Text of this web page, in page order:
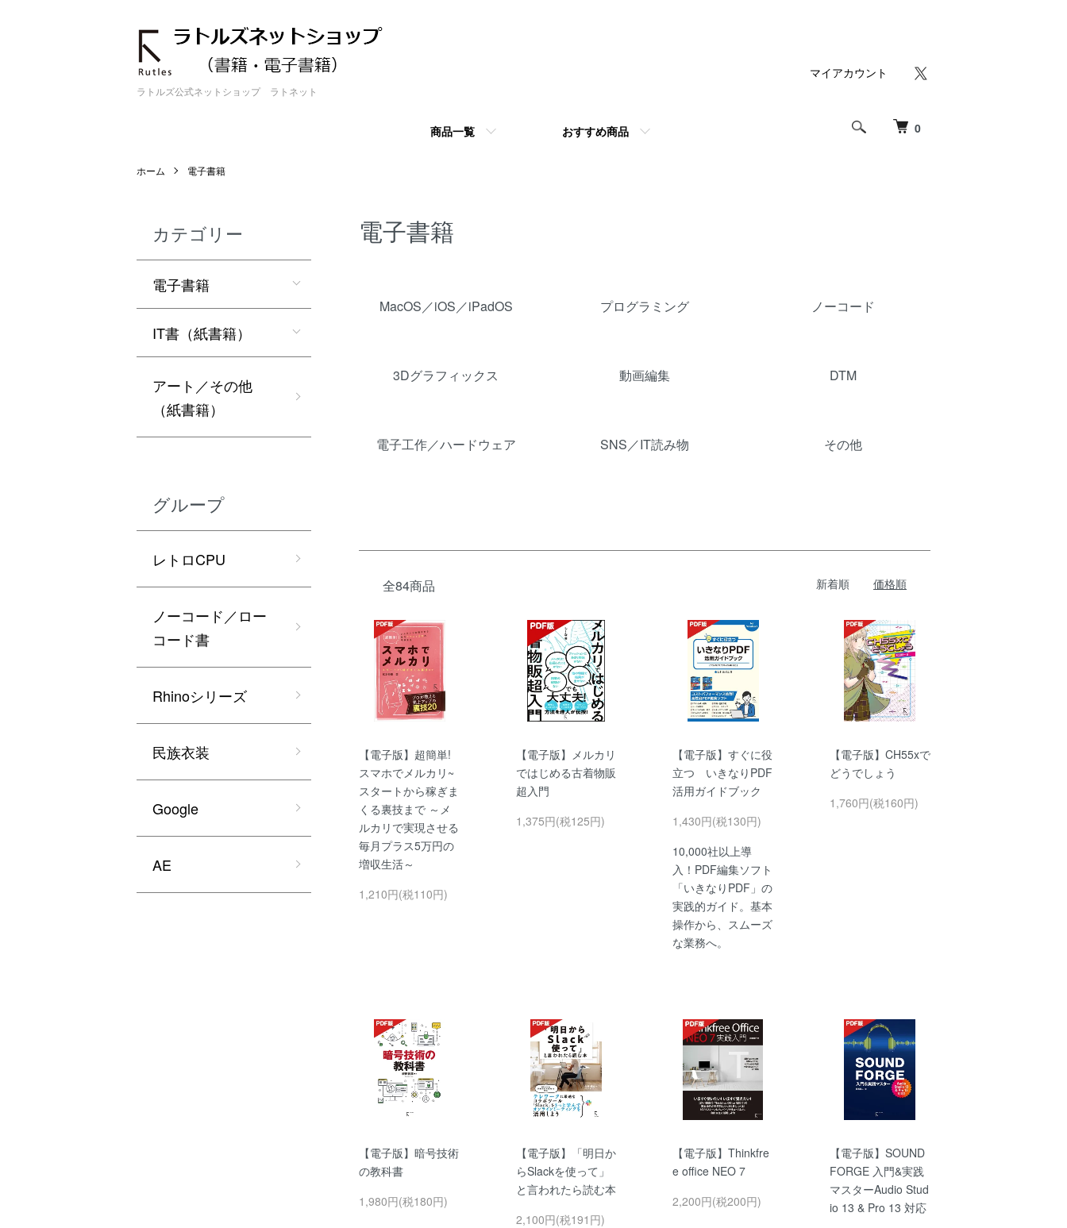
ラトルズ公式ネットショップ ラトネット
0
商品一覧 おすすめ商品
マイアカウント
ホーム 電子書籍
電子書籍
MacOS／iOS／iPadOS
プログラミング ノーコード
3Dグラフィックス 動画編集 DTM
電子工作／ハードウェア SNS／IT読み物 その他
全84商品 新着順 価格順
【電子版】超簡単!
スマホでメルカリ~
スタートから稼ぎま
くる裏技まで ～メ
ルカリで実現させる
毎月プラス5万円の
増収生活～
1,210円(税110円)
【電子版】メルカリ
ではじめる古着物販
超入門
1,375円(税125円)
【電子版】すぐに役
立つ いきなりPDF
活用ガイドブック
1,430円(税130円)
10,000社以上導
入！PDF編集ソフト
「いきなりPDF」の
実践的ガイド。基本
操作から、スムーズ
な業務へ。
【電子版】CH55xで
どうでしょう
1,760円(税160円)
【電子版】暗号技術
の教科書
1,980円(税180円)
【電子版】「明日か
らSlackを使って」
と言われたら読む本
2,100円(税191円)
【電子版】Thinkfre
e office NEO 7
2,200円(税200円)
【電子版】SOUND
FORGE 入門&実践
マスターAudio Stud
io 13 & Pro 13 対応
カテゴリー
電子書籍
IT書（紙書籍）
アート／その他
（紙書籍）
グループ
レトロCPU
ノーコード／ロー
コード書
Rhinoシリーズ
民族衣装
Google
AE